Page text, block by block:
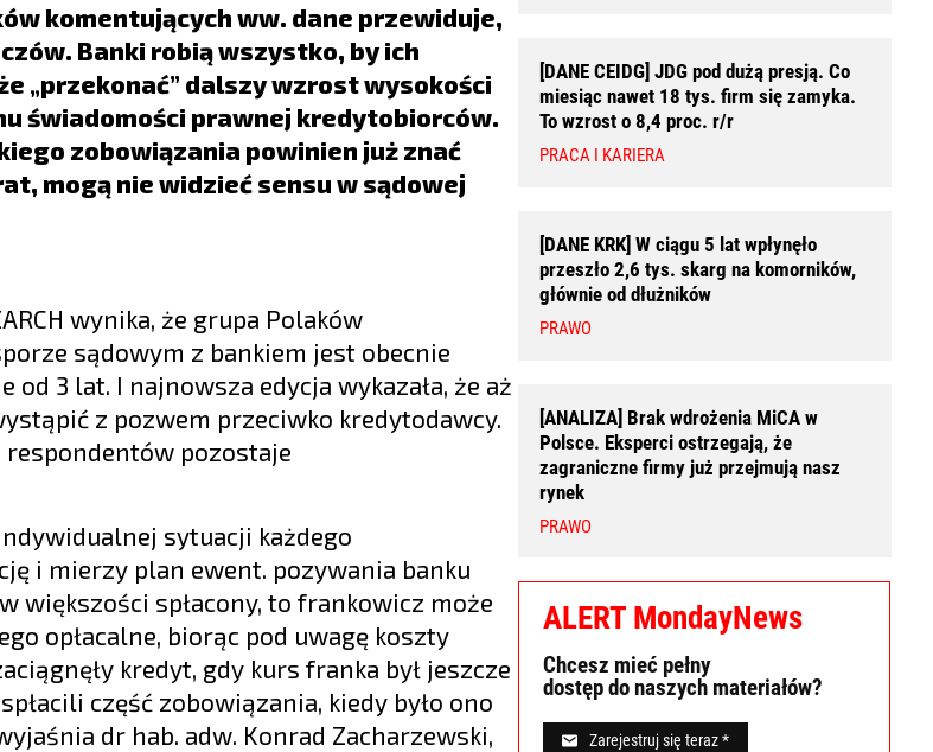
komentujących ww. dane przewiduje,
Banki robią wszystko, by ich
„przekonać” dalszy wzrost wysokości
świadomości prawnej kredytobiorców.
zobowiązania powinien już znać
mogą nie widzieć sensu w sądowej
wynika, że grupa Polaków
sądowym z bankiem jest obecnie
3 lat. I najnowsza edycja wykazała, że aż
z pozwem przeciwko kredytodawcy.
respondentów pozostaje
sytuacji każdego
i mierzy plan ewent. pozywania banku
większości spłacony, to frankowicz może
opłacalne, biorąc pod uwagę koszty
kredyt, gdy kurs franka był jeszcze
część zobowiązania, kiedy było ono
dr hab. adw. Konrad Zacharzewski,
[DANE CEIDG] JDG pod dużą presją. Co
miesiąc nawet 18 tys. firm się zamyka.
To wzrost o 8,4 proc. r/r
PRACA I KARIERA
[DANE KRK] W ciągu 5 lat wpłynęło
przeszło 2,6 tys. skarg na komorników,
głównie od dłużników
PRAWO
[ANALIZA] Brak wdrożenia MiCA w
Polsce. Eksperci ostrzegają, że
zagraniczne firmy już przejmują nasz
rynek
PRAWO
ALERT MondayNews
Chcesz mieć pełny
dostęp do naszych materiałów?
Zarejestruj się teraz *